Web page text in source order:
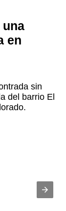
en
sin
del barrio El